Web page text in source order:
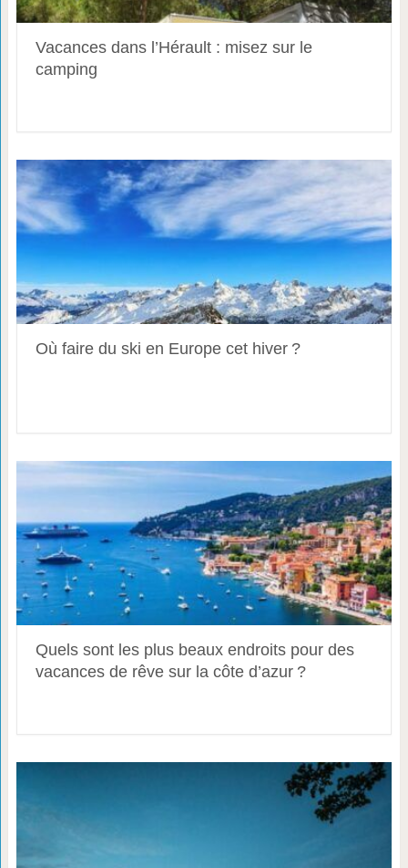
Vacances dans l’Hérault : misez sur le
camping
Où faire du ski en Europe cet hiver ?
Quels sont les plus beaux endroits pour des
vacances de rêve sur la côte d’azur ?